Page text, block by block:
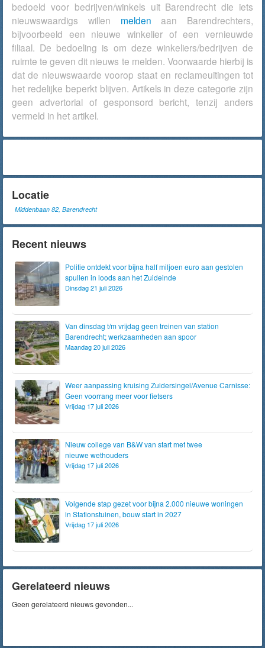
bedoeld voor bedrijven/winkels uit Barendrecht die iets
nieuwswaardigs willen melden aan Barendrechters,
bijvoorbeeld een nieuwe winkelier of een vernieuwde
filiaal. De bedoeling is om deze winkeliers/bedrijven de
ruimte te geven dit nieuws te melden. Voorwaarde hierbij is
dat de nieuwswaarde voorop staat en reclameuitingen tot
het redelijke beperkt blijven. Artikels in deze categorie zijn
geen advertorial of gesponsord bericht, tenzij anders
vermeld in het artikel.
Locatie
Middenbaan 82, Barendrecht
Recent nieuws
Politie ontdekt voor bijna half miljoen euro aan gestolen
spullen in loods aan het Zuideinde
Dinsdag 21 juli 2026
Van dinsdag t/m vrijdag geen treinen van station
Barendrecht; werkzaamheden aan spoor
Maandag 20 juli 2026
Weer aanpassing kruising Zuidersingel/Avenue Carnisse:
Geen voorrang meer voor fietsers
Vrijdag 17 juli 2026
Nieuw college van B&W van start met twee
nieuwe wethouders
Vrijdag 17 juli 2026
Volgende stap gezet voor bijna 2.000 nieuwe woningen
in Stationstuinen, bouw start in 2027
Vrijdag 17 juli 2026
Gerelateerd nieuws
Geen gerelateerd nieuws gevonden...